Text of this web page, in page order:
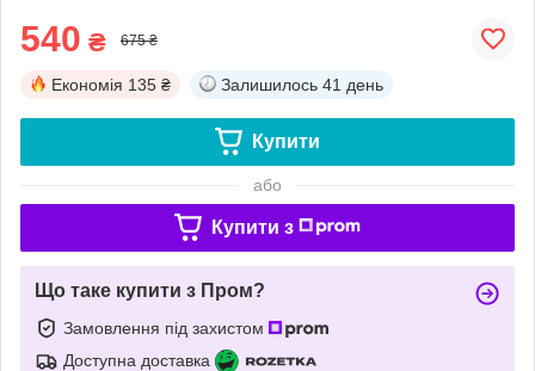
540 ₴ 675 ₴
Економія 135 ₴ Залишилось 41 день
Купити
або
Купити з
Що таке купити з Пром?
Замовлення під захистом
Доступна доставка